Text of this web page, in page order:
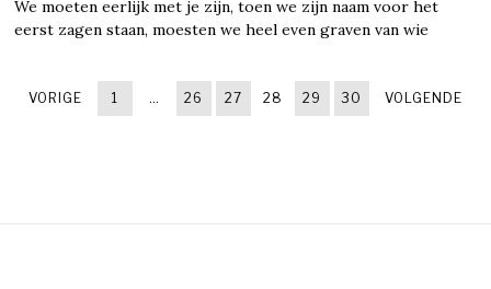
We moeten eerlijk met je zijn, toen we zijn naam voor het
eerst zagen staan, moesten we heel even graven van wie
VORIGE 1 … 26 27 28 29 30 VOLGENDE